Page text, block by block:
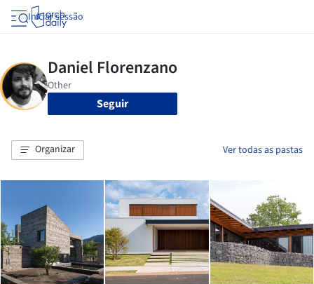
Iniciar sessão
Seguir
Organizar Ver todas as pastas